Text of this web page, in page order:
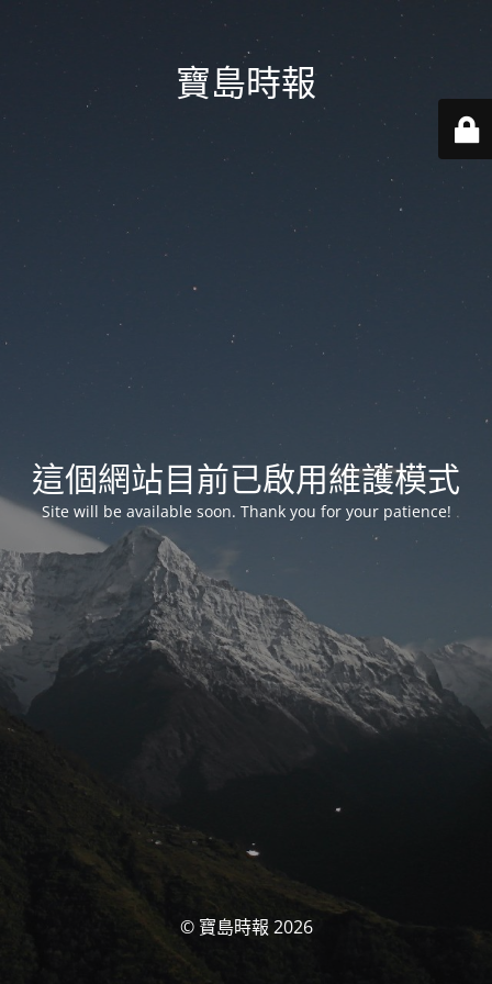
寶島時報
這個網站目前已啟用維護模式
Site will be available soon. Thank you for your patience!
© 寶島時報 2026